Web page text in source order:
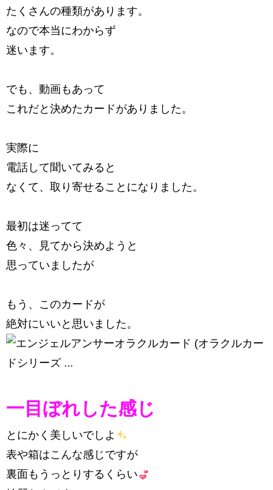
たくさんの種類があります。
なので本当にわからず
迷います。
でも、動画もあって
これだと決めたカードがありました。
実際に
電話して聞いてみると
なくて、取り寄せることになりました。
最初は迷ってて
色々、見てから決めようと
思っていましたが
もう、このカードが
絶対にいいと思いました。
一目ぼれした感じ
とにかく美しいでしよ
表や箱はこんな感じですが
裏面もうっとりするくらい